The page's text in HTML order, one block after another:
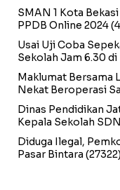
SMAN 1 Kota
PPDB Online 2024
Usai Uji Coba
Sekolah Jam 6.30
Maklumat Bersama
Nekat Beroperasi
Dinas Pendidikan
Kepala Sekolah
Diduga Ilegal,
Pasar Bintara (27322)